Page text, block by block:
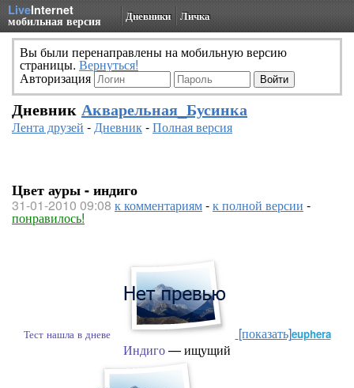
LiveInternet
мобильная версия Дневники Личка
Вы были перенаправлены на мобильную версию
страницы. Вернуться!
Авторизация
Дневник Акварельная_Бусинка
Лента друзей -Дневник-Полная версия
Цвет ауры - индиго
31-01-2010 09:08 к комментариям-к полной версии -
понравилось!
Тест нашла в дневе [показать]euphera
Индиго— ищущий